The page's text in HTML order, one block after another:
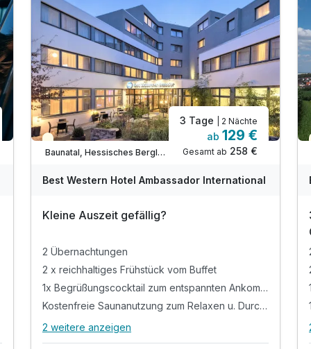
Teilweise ausgelastet
Baunatal, Hessisches Bergland
3 Tage | 2 Nächte
ab 129 €
Gesamt ab 258 €
Best Western Hotel Ambassador International
Kleine Auszeit gefällig?
2 Übernachtungen
2 x reichhaltiges Frühstück vom Buffet
1x Begrüßungscocktail zum entspannten Ankommen
Kostenfreie Saunanutzung zum Relaxen u. Durchatmen
Alle Inklusivleistungen
2 weitere anzeigen